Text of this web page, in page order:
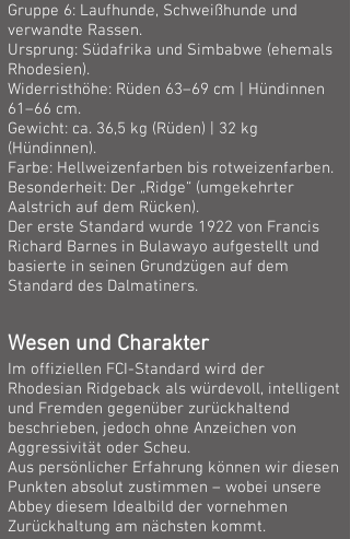
Gruppe 6: Laufhunde, Schweißhunde und
verwandte Rassen.
Ursprung: Südafrika und Simbabwe (ehemals
Rhodesien).
Widerristhöhe: Rüden 63–69 cm | Hündinnen
61–66 cm.
Gewicht: ca. 36,5 kg (Rüden) | 32 kg
(Hündinnen).
Farbe: Hellweizenfarben bis rotweizenfarben.
Besonderheit: Der „Ridge“ (umgekehrter
Aalstrich auf dem Rücken).
Der erste Standard wurde 1922 von Francis
Richard Barnes in Bulawayo aufgestellt und
basierte in seinen Grundzügen auf dem
Standard des Dalmatiners.
Wesen und Charakter
Im offiziellen FCI-Standard wird der
Rhodesian Ridgeback als würdevoll, intelligent
und Fremden gegenüber zurückhaltend
beschrieben, jedoch ohne Anzeichen von
Aggressivität oder Scheu.
Aus persönlicher Erfahrung können wir diesen
Punkten absolut zustimmen – wobei unsere
Abbey diesem Idealbild der vornehmen
Zurückhaltung am nächsten kommt.